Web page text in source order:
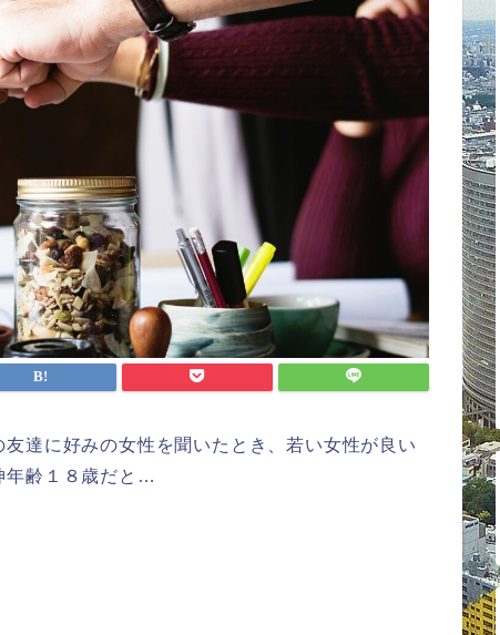
達に好みの女性を聞いたとき、若い女性が良い
年齢１８歳だと…